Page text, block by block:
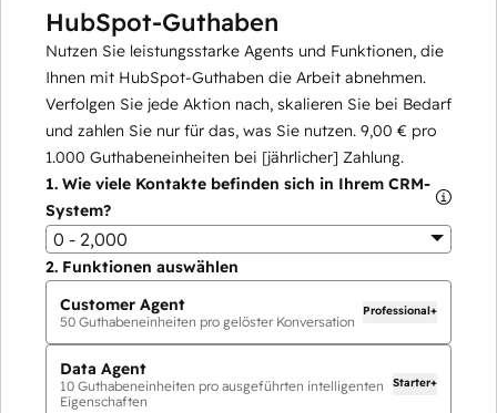
HubSpot-Guthaben
Nutzen Sie leistungsstarke Agents und Funktionen, die
Ihnen mit HubSpot-Guthaben die Arbeit abnehmen.
Verfolgen Sie jede Aktion nach, skalieren Sie bei Bedarf
und zahlen Sie nur für das, was Sie nutzen. 9,00 € pro
1.000 Guthabeneinheiten bei [jährlicher] Zahlung.
1. Wie viele Kontakte befinden sich in Ihrem CRM-
System?
0 - 2,000
2. Funktionen auswählen
Customer Agent
50 Guthabeneinheiten pro gelöster Konversation
Professional+
Data Agent
10 Guthabeneinheiten pro ausgeführten intelligenten
Eigenschaften
Starter+